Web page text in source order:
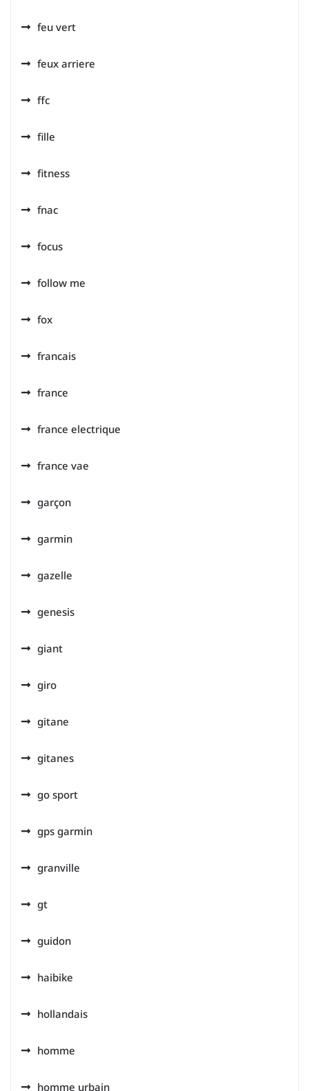
feu vert
feux arriere
ffc
fille
fitness
fnac
focus
follow me
fox
francais
france
france electrique
france vae
garçon
garmin
gazelle
genesis
giant
giro
gitane
gitanes
go sport
gps garmin
granville
gt
guidon
haibike
hollandais
homme
homme urbain